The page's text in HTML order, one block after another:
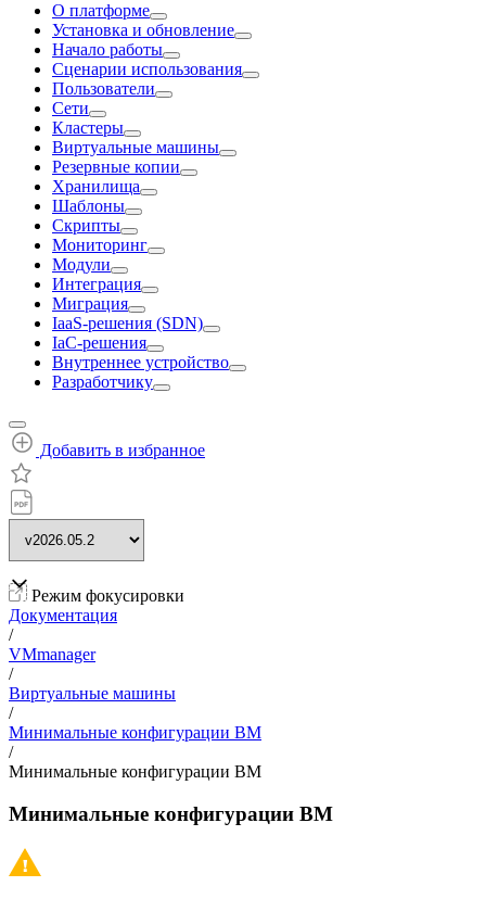
О платформе
Установка и обновление
Начало работы
Сценарии использования
Пользователи
Сети
Кластеры
Виртуальные машины
Резервные копии
Хранилища
Шаблоны
Скрипты
Мониторинг
Модули
Интеграция
Миграция
IaaS-решения (SDN)
IaC-решения
Внутреннее устройство
Разработчику
Добавить в избранное
Режим фокусировки
Документация
/
VMmanager
/
Виртуальные машины
/
Минимальные конфигурации ВМ
/
Минимальные конфигурации ВМ
Минимальные конфигурации ВМ